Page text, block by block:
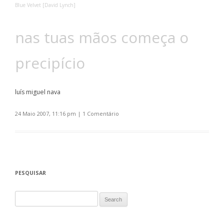
Blue Velvet [David Lynch]
nas tuas mãos começa o
precipício
luís miguel nava
24 Maio 2007, 11:16 pm | 1 Comentário
PESQUISAR